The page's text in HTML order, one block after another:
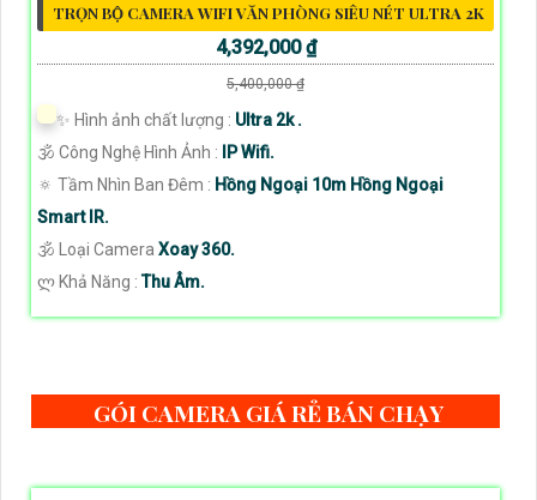
TRỌN BỘ CAMERA WIFI VĂN PHÒNG SIÊU NÉT ULTRA 2K
4,392,000 ₫
5,400,000 ₫
✨ Hình ảnh chất lượng : Ultra 2k .
🕉️ Công Nghệ Hình Ảnh :
IP Wifi.
🔅 Tầm Nhìn Ban Đêm : Hồng Ngoại 10m Hồng Ngoại
Smart IR.
🕉️ Loại Camera Xoay 360.
️ლ Khả Năng :Thu Âm.
GÓI CAMERA GIÁ RẺ BÁN CHẠY